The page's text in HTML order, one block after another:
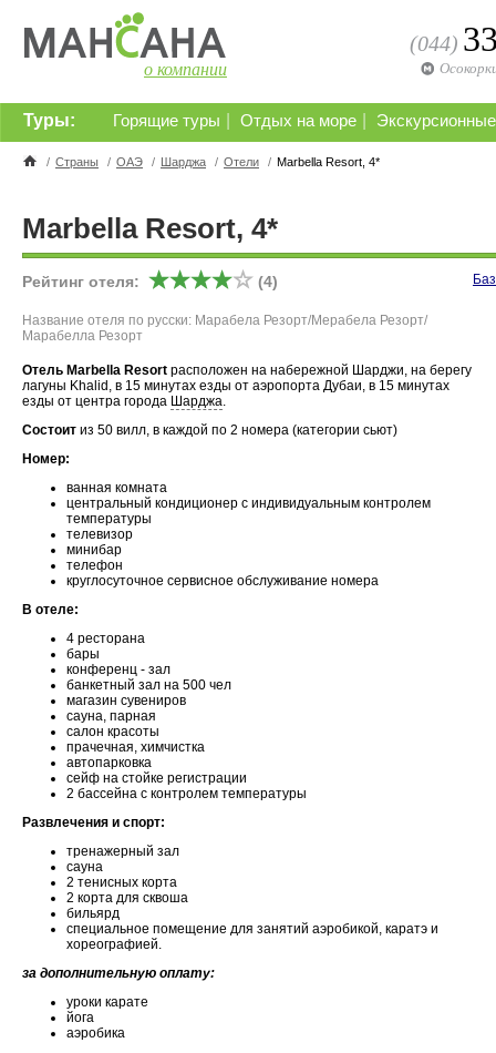
о компании
(044)
Горящие туры Отдых на море
Туры:
/ Страны / ОАЭ / Шарджа / Отели / Marbella Resort, 4*
Marbella Resort, 4*
Рейтинг отеля: (4)
Название отеля по русски: Марабела Резорт/Мерабела Резорт/
Марабелла Резорт
Отель Marbella Resort расположен на набережной Шарджи, на берегу
лагуны Khalid, в 15 минутах езды от аэропорта Дубаи, в 15 минутах
езды от центра города Шарджа.
Состоит из 50 вилл, в каждой по 2 номера (категории сьют)
Номер:
ванная комната
центральный кондиционер с индивидуальным контролем
температуры
телевизор
минибар
телефон
круглосуточное сервисное обслуживание номера
В отеле:
4 ресторана
бары
конференц - зал
банкетный зал на 500 чел
магазин сувениров
сауна, парная
салон красоты
прачечная, химчистка
автопарковка
сейф на стойке регистрации
2 бассейна с контролем температуры
Развлечения и спорт:
тренажерный зал
сауна
2 тенисных корта
2 корта для сквоша
бильярд
специальное помещение для занятий аэробикой, каратэ и
хореографией.
за дополнительную оплату:
уроки карате
йога
аэробика